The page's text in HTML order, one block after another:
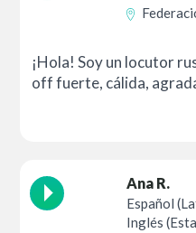
¡Hola! Soy un locutor
off fuerte, cálida,
Ana R.
Español
Inglés